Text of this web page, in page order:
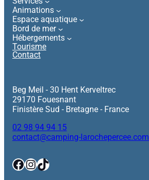
Animations
Espace aquatique
Bord de mer
Hébergements
Tourisme
Contact
Beg Meil - 30 Hent Kerveltrec
29170 Fouesnant
Finistère Sud - Bretagne - France
02 98 94 94 15
contact@camping-larochepercee.com
Facebook
Instagram
TikTok